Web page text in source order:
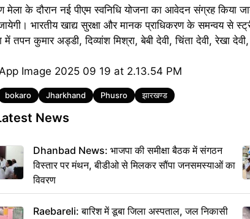
मेला के दौरान नई पीएम स्वनिधि योजना का आवेदन संग्रह
भारतीय खाद्य सुरक्षा और मानक प्राधिकरण के समन्वय से
तपन कुमार अड्डी, दिव्यांश मिश्रा, बेबी देवी, चिंता देवी, रेखा
bokaro Jharkhand Phusro झारखण्ड
News
Dhanbad News: भाजपा की समीक्षा बैठक में संगठन
विस्तार पर मंथन, बीडीओ से मिलकर सौंपा जनसमस्याओं का
विवरण
Raebareli: बारिश में डूबा जिला अस्पताल, जल निकासी